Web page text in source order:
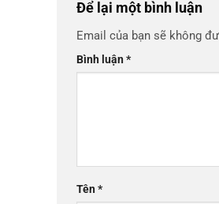
Để lại một bình luận
Email của bạn sẽ không
Bình luận*
Tên*